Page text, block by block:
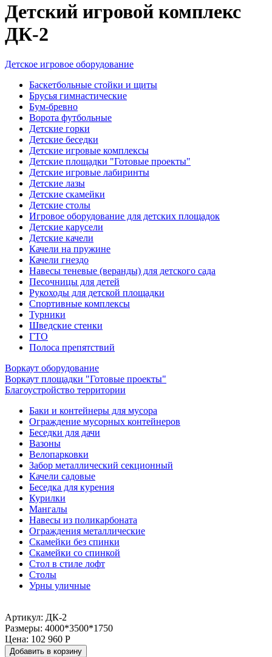
Детский игровой комплекс
ДК-2
Детское игровое оборудование
Баскетбольные стойки и щиты
Брусья гимнастические
Бум-бревно
Ворота футбольные
Детские горки
Детские беседки
Детские игровые комплексы
Детские площадки "Готовые проекты"
Детские игровые лабиринты
Детские лазы
Детские скамейки
Детские столы
Игровое оборудование для детских площадок
Детские карусели
Детские качели
Качели на пружине
Качели гнездо
Навесы теневые (веранды) для детского сада
Песочницы для детей
Рукоходы для детской площадки
Спортивные комплексы
Турники
Шведские стенки
ГТО
Полоса препятствий
Воркаут оборудование
Воркаут площадки "Готовые проекты"
Благоустройство территории
Баки и контейнеры для мусора
Ограждение мусорных контейнеров
Беседки для дачи
Вазоны
Велопарковки
Забор металлический секционный
Качели садовые
Беседка для курения
Курилки
Мангалы
Навесы из поликарбоната
Ограждения металлические
Скамейки без спинки
Скамейки со спинкой
Стол в стиле лофт
Столы
Урны уличные
Артикул: ДК-2
Размеры: 4000*3500*1750
Цена: 102 960 Р
Добавить в корзину